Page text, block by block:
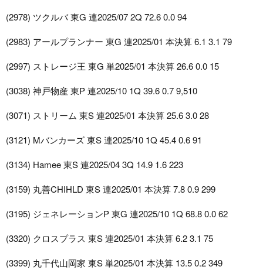
(2978) ツクルバ 東G 連2025/07 2Q 72.6 0.0 94
(2983) アールプランナー 東G 連2025/01 本決算 6.1 3.1 79
(2997) ストレージ王 東G 単2025/01 本決算 26.6 0.0 15
(3038) 神戸物産 東P 連2025/10 1Q 39.6 0.7 9,510
(3071) ストリーム 東S 連2025/01 本決算 25.6 3.0 28
(3121) Mバンカーズ 東S 連2025/10 1Q 45.4 0.6 91
(3134) Hamee 東S 連2025/04 3Q 14.9 1.6 223
(3159) 丸善CHIHLD 東S 連2025/01 本決算 7.8 0.9 299
(3195) ジェネレーションP 東G 連2025/10 1Q 68.8 0.0 62
(3320) クロスプラス 東S 連2025/01 本決算 6.2 3.1 75
(3399) 丸千代山岡家 東S 単2025/01 本決算 13.5 0.2 349